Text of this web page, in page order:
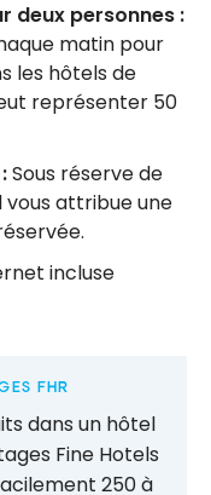
deux personnes :
matin pour
les hôtels de
représenter 50
Sous réserve de
vous attribue une
incluse
FHR
dans un hôtel
Fine Hotels
250 à